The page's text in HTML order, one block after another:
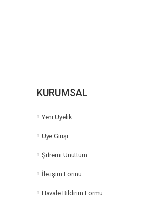
KURUMSAL
Yeni Üyelik
Üye Girişi
Şifremi Unuttum
İletişim Formu
Havale Bildirim Formu